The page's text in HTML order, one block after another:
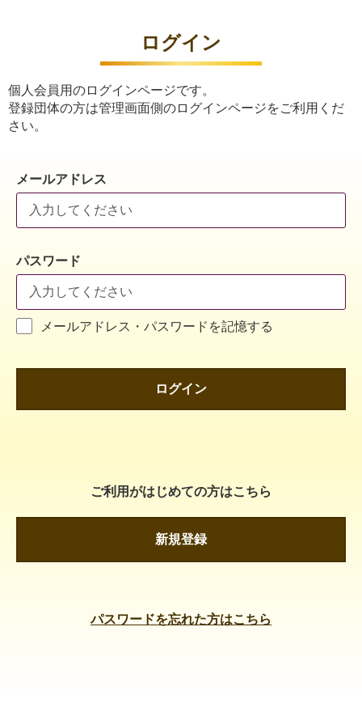
ログイン
個人会員用のログインページです。
登録団体の方は管理画面側のログインページをご利用くだ
さい。
メールアドレス
パスワード
メールアドレス・パスワードを記憶する
ログイン
ご利用がはじめての方はこちら
新規登録
パスワードを忘れた方はこちら